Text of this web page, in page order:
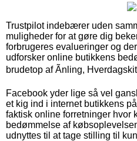
Trustpilot indebærer uden
muligheder for at gøre dig
forbrugeres evalueringer og
udforsker online butikkens
brudetop af Ãnling,
Facebook yder lige så vel
et kig ind i internet butikkens
faktisk online forretninger hvor
bedømmelse af
udnyttes til at tage stilling til